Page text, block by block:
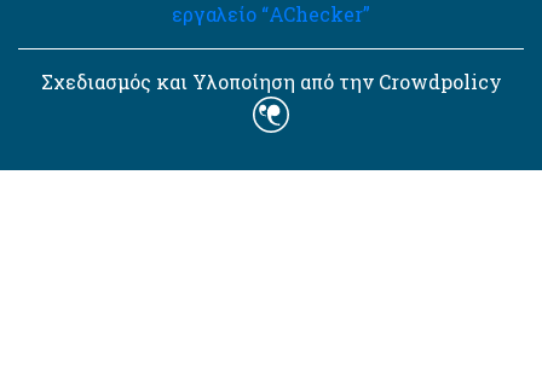
εργαλείο “AChecker”
Σχεδιασμός και Υλοποίηση από την Crowdpolicy